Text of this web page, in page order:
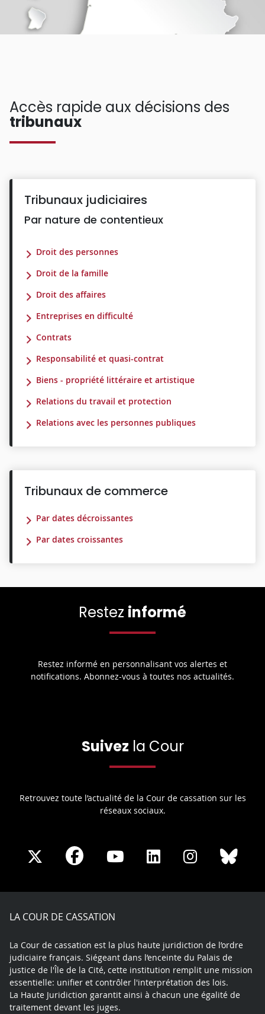
Accès rapide aux décisions des
tribunaux
Tribunaux judiciaires
Par nature de contentieux
Droit des personnes
Droit de la famille
Droit des affaires
Entreprises en difficulté
Contrats
Responsabilité et quasi-contrat
Biens - propriété littéraire et artistique
Relations du travail et protection
Relations avec les personnes publiques
Tribunaux de commerce
Par dates décroissantes
Par dates croissantes
Restez informé
Restez informé en personnalisant vos alertes et
notifications. Abonnez-vous à toutes nos actualités.
Suivez la Cour
Retrouvez toute l’actualité de la Cour de cassation sur les
réseaux sociaux.
Share
X
Share
Facebook
Share
Youtube
Share
LinkedIn
Share
Instagram
LA COUR DE CASSATION
La Cour de cassation est la plus haute juridiction de l’ordre
judiciaire français. Siégeant dans l’enceinte du Palais de
justice de l'Île de la Cité, cette institution remplit une mission
essentielle: unifier et contrôler l'interprétation des lois.
La Haute Juridiction garantit ainsi à chacun une égalité de
traitement devant les juges.